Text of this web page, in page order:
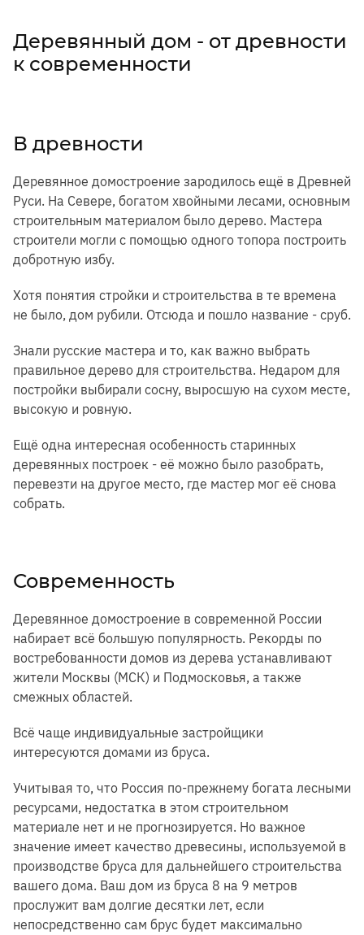
Деревянный дом - от древности
к современности
В древности
Деревянное домостроение зародилось ещё в Древней
Руси. На Севере, богатом хвойными лесами, основным
строительным материалом было дерево. Мастера
строители могли с помощью одного топора построить
добротную избу.
Хотя понятия стройки и строительства в те времена
не было, дом рубили. Отсюда и пошло название - сруб.
Знали русские мастера и то, как важно выбрать
правильное дерево для строительства. Недаром для
постройки выбирали сосну, выросшую на сухом месте,
высокую и ровную.
Ещё одна интересная особенность старинных
деревянных построек - её можно было разобрать,
перевезти на другое место, где мастер мог её снова
собрать.
Современность
Деревянное домостроение в современной России
набирает всё большую популярность. Рекорды по
востребованности домов из дерева устанавливают
жители Москвы (МСК) и Подмосковья, а также
смежных областей.
Всё чаще индивидуальные застройщики
интересуются домами из бруса.
Учитывая то, что Россия по-прежнему богата лесными
ресурсами, недостатка в этом строительном
материале нет и не прогнозируется. Но важное
значение имеет качество древесины, используемой в
производстве бруса для дальнейшего строительства
вашего дома. Ваш дом из бруса 8 на 9 метров
прослужит вам долгие десятки лет, если
непосредственно сам брус будет максимально